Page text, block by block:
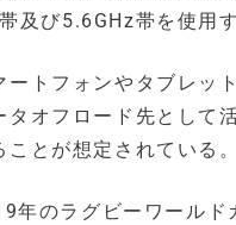
帯及び5.6GHz帯を使用
ートフォンやタブレッ
タオフロード先として
ことが想定されている。
年のラグビーワール